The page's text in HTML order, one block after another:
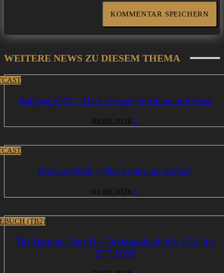
WEITERE NEWS ZU DIESEM THEMA
BatCast #227 – Dark Victory 3: Liebe und Hass
08.08.2026 1
BatCast #226 – Viel Lehm um nichts?
01.08.2026 0
(TB2)
The Batman: Part II – Drehtagebuch #2: 15.6. bis
27.7.2026